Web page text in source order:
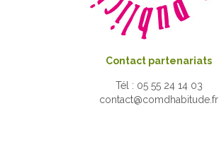
Contact partenariats
Tél : 05 55 24 14 03
contact@comdhabitude.fr